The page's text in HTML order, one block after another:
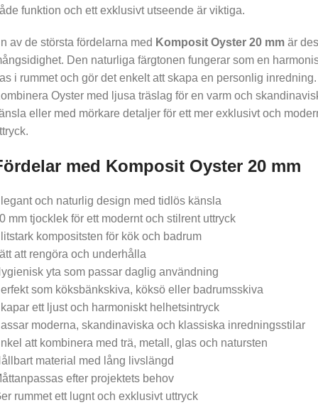
funktion och ett exklusivt utseende är viktiga.
av de största fördelarna med Komposit Oyster 20 mm är
Den naturliga färgtonen fungerar som en
i rummet och gör det enkelt att skapa en personlig inredning.
Oyster med ljusa träslag för en varm och
eller med mörkare detaljer för ett mer exklusivt och
med Komposit Oyster 20 mm
och naturlig design med tidlös känsla
mm tjocklek för ett modernt och stilrent uttryck
kompositsten för kök och badrum
att rengöra och underhålla
yta som passar daglig användning
som köksbänkskiva, köksö eller badrumsskiva
ett ljust och harmoniskt helhetsintryck
moderna, skandinaviska och klassiska inredningsstilar
att kombinera med trä, metall, glas och natursten
material med lång livslängd
efter projektets behov
rummet ett lugnt och exklusivt uttryck